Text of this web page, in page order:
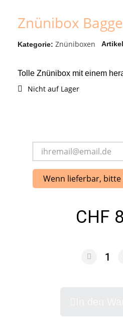
Znünibox
Kategorie Znüniboxen
Tolle Znünibox mit einem
Nicht auf Lager
Wenn lieferbar,
CHF